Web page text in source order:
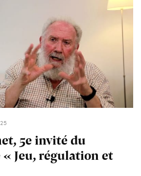
5e invité du
Jeu, régulation et